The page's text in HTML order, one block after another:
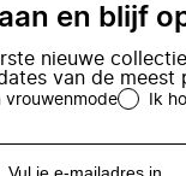
en blijf
nieuwe
van de meest
vrouwenmode Ik